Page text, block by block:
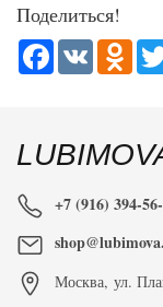
Поделиться!
Facebook
VK
+7 (916) 394-
Москва, ул.